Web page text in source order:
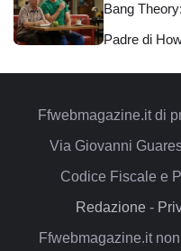
Bang
Padre di
Ffwebmagazine.it di
Via Giovanni
Codice Fiscale e
Redazione-
Ffwebmagazine.it